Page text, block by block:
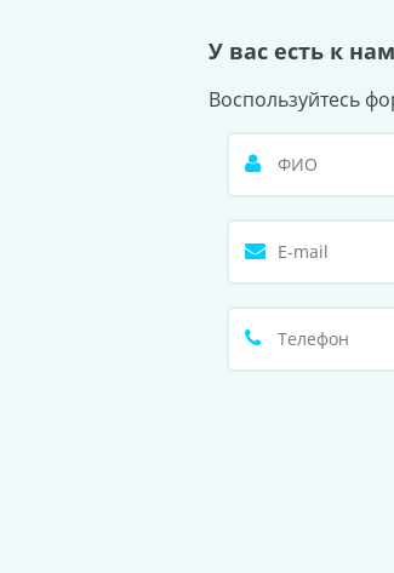
У вас есть к
Воспользуйтесь